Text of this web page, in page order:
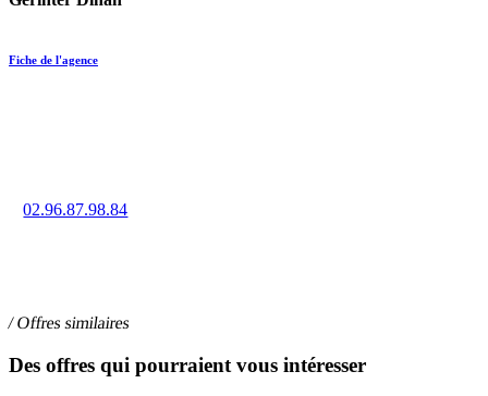
Fiche de l'agence
02.96.87.98.84
/ Offres similaires
Des offres qui pourraient vous intéresser